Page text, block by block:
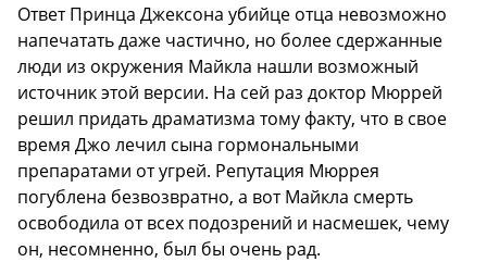
Ответ Принца Джексона убийце отца невозможно
напечатать даже частично, но более сдержанные
люди из окружения Майкла нашли возможный
источник этой версии. На сей раз доктор Мюррей
решил придать драматизма тому факту, что в свое
время Джо лечил сына гормональными
препаратами от угрей. Репутация Мюррея
погублена безвозвратно, а вот Майкла смерть
освободила от всех подозрений и насмешек, чему
он, несомненно, был бы очень рад.